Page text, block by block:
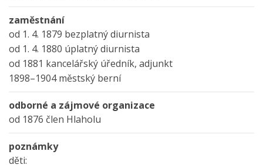
zaměstnání
od 1. 4. 1879 bezplatný diurnista
od 1. 4. 1880 úplatný diurnista
od 1881 kancelářský úředník, adjunkt
1898–1904 městský berní
odborné a zájmové organizace
od 1876 člen Hlaholu
poznámky
děti: